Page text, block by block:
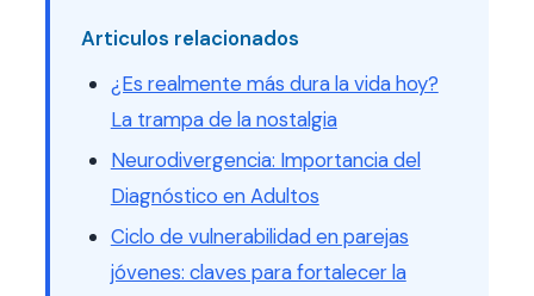
Articulos relacionados
¿Es realmente más dura la vida hoy?
La trampa de la nostalgia
Neurodivergencia: Importancia del
Diagnóstico en Adultos
Ciclo de vulnerabilidad en parejas
jóvenes: claves para fortalecer la